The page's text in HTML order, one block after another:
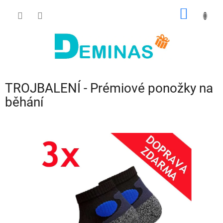
TROJBALENÍ - Prémiové ponožky na
běhání